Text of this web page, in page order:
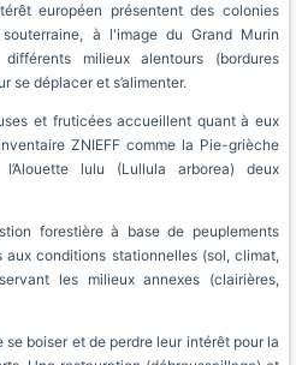
européen présentent des colonies
à l'image du Grand Murin
milieux alentours (bordures
se déplacer et s’alimenter.
et fruticées accueillent quant à eux
ZNIEFF comme la Pie-grièche
lulu (Lullula arborea) deux
forestière à base de peuplements
conditions stationnelles (sol, climat,
les milieux annexes (clairières,
boiser et de perdre leur intérêt pour la